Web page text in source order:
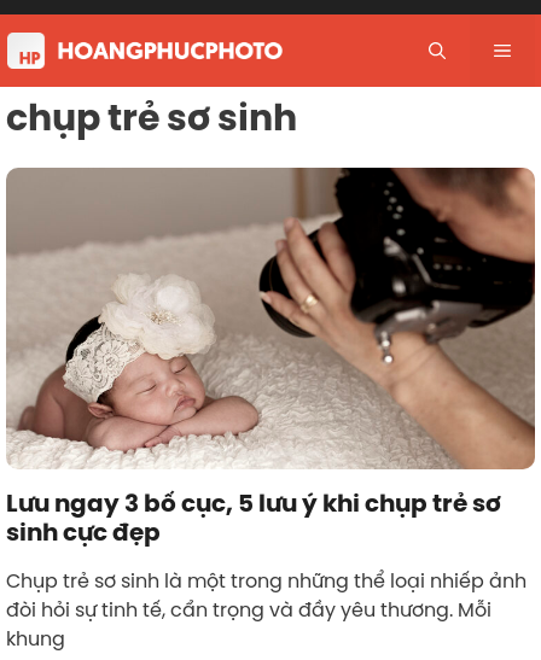
Skip
to
content
chụp trẻ sơ sinh
Lưu ngay 3 bố cục, 5 lưu ý khi chụp trẻ sơ
sinh cực đẹp
Chụp trẻ sơ sinh là một trong những thể loại nhiếp ảnh
đòi hỏi sự tinh tế, cẩn trọng và đầy yêu thương. Mỗi
khung